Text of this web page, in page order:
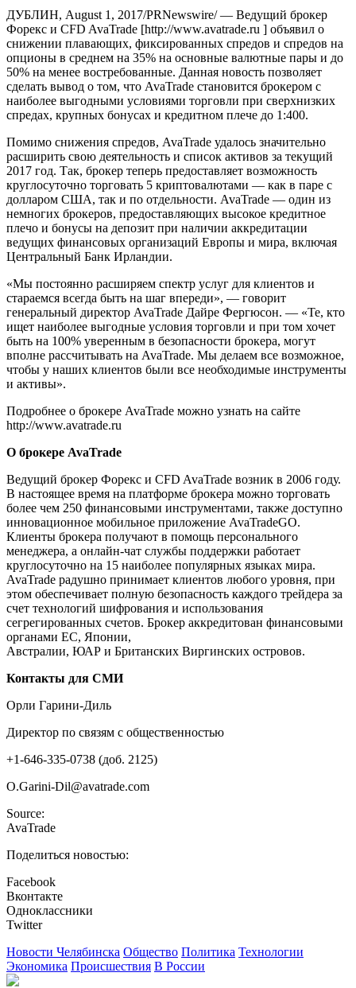
ДУБЛИН, August 1, 2017/PRNewswire/ — Ведущий брокер
Форекс и CFD AvaTrade [http://www.avatrade.ru ] объявил о
снижении плавающих, фиксированных спредов и спредов на
опционы в среднем на 35% на основные валютные пары и до
50% на менее востребованные. Данная новость позволяет
сделать вывод о том, что AvaTrade становится брокером с
наиболее выгодными условиями торговли при сверхнизких
спредах, крупных бонусах и кредитном плече до 1:400.
Помимо снижения спредов, AvaTrade удалось значительно
расширить свою деятельность и список активов за текущий
2017 год. Так, брокер теперь предоставляет возможность
круглосуточно торговать 5 криптовалютами — как в паре с
долларом США, так и по отдельности. AvaTrade — один из
немногих брокеров, предоставляющих высокое кредитное
плечо и бонусы на депозит при наличии аккредитации
ведущих финансовых организаций Европы и мира, включая
Центральный Банк Ирландии.
«Мы постоянно расширяем спектр услуг для клиентов и
стараемся всегда быть на шаг впереди», — говорит
генеральный директор AvaTrade Дайре Фергюсон. — «Те, кто
ищет наиболее выгодные условия торговли и при том хочет
быть на 100% уверенным в безопасности брокера, могут
вполне рассчитывать на AvaTrade. Мы делаем все возможное,
чтобы у наших клиентов были все необходимые инструменты
и активы».
Подробнее о брокере AvaTrade можно узнать на сайте
http://www.avatrade.ru
О брокере AvaTrade
Ведущий брокер Форекс и CFD AvaTrade возник в 2006 году.
В настоящее время на платформе брокера можно торговать
более чем 250 финансовыми инструментами, также доступно
инновационное мобильное приложение AvaTradeGO.
Клиенты брокера получают в помощь персонального
менеджера, а онлайн-чат службы поддержки работает
круглосуточно на 15 наиболее популярных языках мира.
AvaTrade радушно принимает клиентов любого уровня, при
этом обеспечивает полную безопасность каждого трейдера за
счет технологий шифрования и использования
сегрегированных счетов. Брокер аккредитован финансовыми
органами ЕС, Японии,
Австралии, ЮАР и Британских Виргинских островов.
Контакты для СМИ
Орли Гарини-Диль
Директор по связям с общественностью
+1-646-335-0738 (доб. 2125)
O.Garini-Dil@avatrade.com
Source:
AvaTrade
Поделиться новостью:
Facebook
Вконтакте
Одноклассники
Twitter
Новости Челябинска Общество Политика Технологии
Экономика Происшествия В России